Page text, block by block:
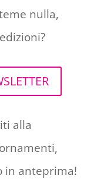
nulla,
alla
in anteprima!